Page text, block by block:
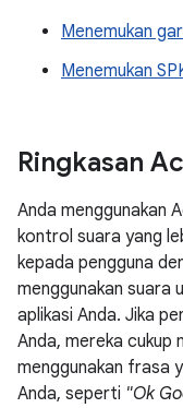
Menemukan
Menemukan
Ringkasan
Anda menggunakan
kontrol suara yang
kepada pengguna
menggunakan suara
aplikasi Anda. Jika
Anda, mereka cukup
menggunakan frasa
Anda, seperti "Ok